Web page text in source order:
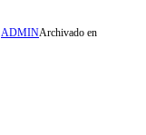
ADMINArchivado en